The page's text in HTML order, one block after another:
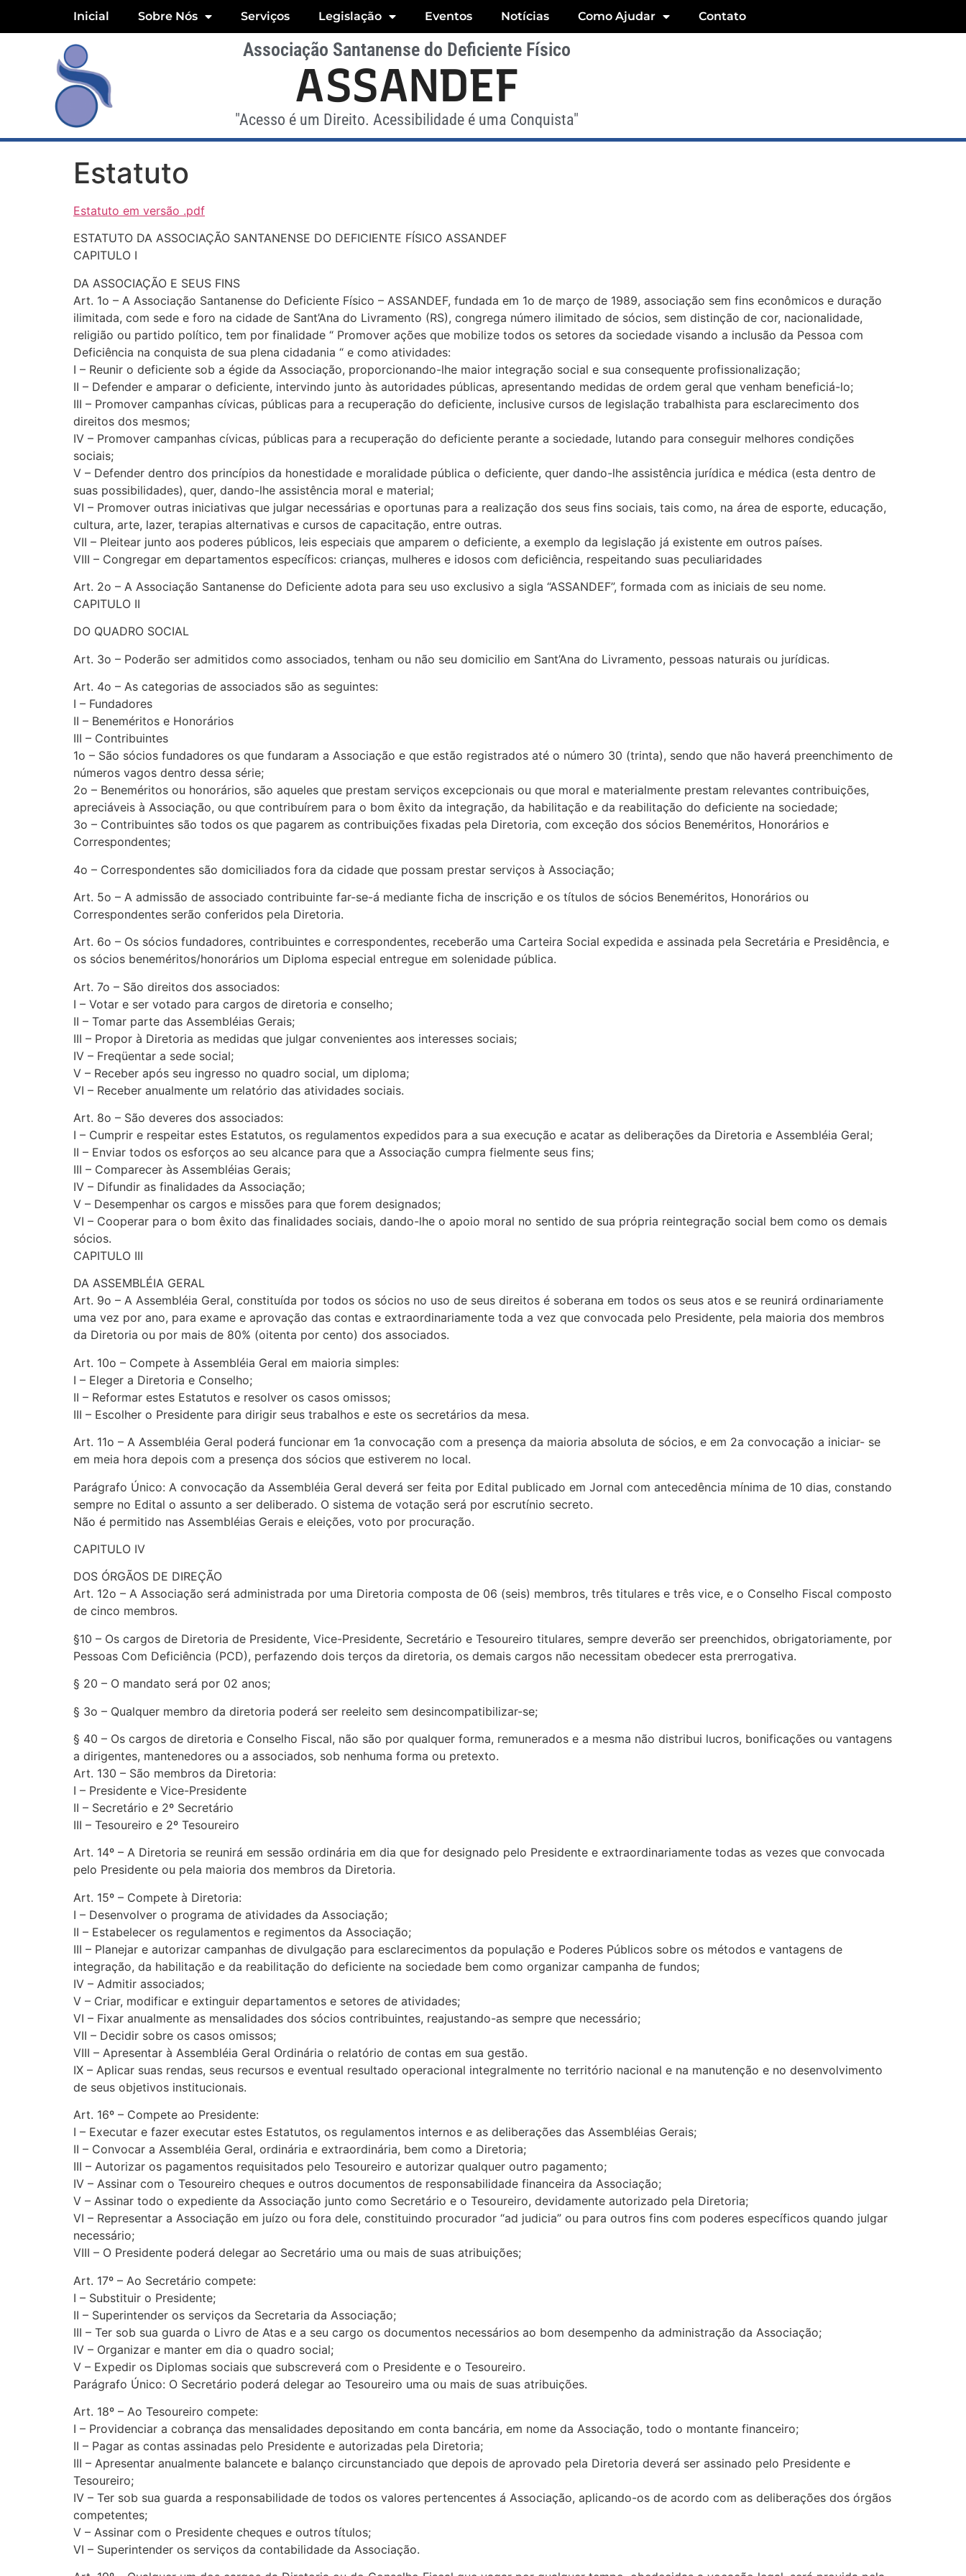
Inicial Sobre Nós Serviços Legislação Eventos Notícias Como Ajudar Contato
Associação Santanense do Deficiente Físico
ASSANDEF
"Acesso é um Direito. Acessibilidade é uma Conquista"
Estatuto
Estatuto em versão .pdf
ESTATUTO DA ASSOCIAÇÃO SANTANENSE DO DEFICIENTE FÍSICO ASSANDEF
CAPITULO I
DA ASSOCIAÇÃO E SEUS FINS
Art. 1o – A Associação Santanense do Deficiente Físico – ASSANDEF, fundada em 1o de março de 1989, associação sem fins econômicos e duração
ilimitada, com sede e foro na cidade de Sant’Ana do Livramento (RS), congrega número ilimitado de sócios, sem distinção de cor, nacionalidade,
religião ou partido político, tem por finalidade “ Promover ações que mobilize todos os setores da sociedade visando a inclusão da Pessoa com
Deficiência na conquista de sua plena cidadania “ e como atividades:
I – Reunir o deficiente sob a égide da Associação, proporcionando-lhe maior integração social e sua consequente profissionalização;
II – Defender e amparar o deficiente, intervindo junto às autoridades públicas, apresentando medidas de ordem geral que venham beneficiá-lo;
III – Promover campanhas cívicas, públicas para a recuperação do deficiente, inclusive cursos de legislação trabalhista para esclarecimento dos
direitos dos mesmos;
IV – Promover campanhas cívicas, públicas para a recuperação do deficiente perante a sociedade, lutando para conseguir melhores condições
sociais;
V – Defender dentro dos princípios da honestidade e moralidade pública o deficiente, quer dando-lhe assistência jurídica e médica (esta dentro de
suas possibilidades), quer, dando-lhe assistência moral e material;
VI – Promover outras iniciativas que julgar necessárias e oportunas para a realização dos seus fins sociais, tais como, na área de esporte, educação,
cultura, arte, lazer, terapias alternativas e cursos de capacitação, entre outras.
VII – Pleitear junto aos poderes públicos, leis especiais que amparem o deficiente, a exemplo da legislação já existente em outros países.
VIII – Congregar em departamentos específicos: crianças, mulheres e idosos com deficiência, respeitando suas peculiaridades
Art. 2o – A Associação Santanense do Deficiente adota para seu uso exclusivo a sigla “ASSANDEF”, formada com as iniciais de seu nome.
CAPITULO II
DO QUADRO SOCIAL
Art. 3o – Poderão ser admitidos como associados, tenham ou não seu domicilio em Sant’Ana do Livramento, pessoas naturais ou jurídicas.
Art. 4o – As categorias de associados são as seguintes:
I – Fundadores
II – Beneméritos e Honorários
III – Contribuintes
1o – São sócios fundadores os que fundaram a Associação e que estão registrados até o número 30 (trinta), sendo que não haverá preenchimento de
números vagos dentro dessa série;
2o – Beneméritos ou honorários, são aqueles que prestam serviços excepcionais ou que moral e materialmente prestam relevantes contribuições,
apreciáveis à Associação, ou que contribuírem para o bom êxito da integração, da habilitação e da reabilitação do deficiente na sociedade;
3o – Contribuintes são todos os que pagarem as contribuições fixadas pela Diretoria, com exceção dos sócios Beneméritos, Honorários e
Correspondentes;
4o – Correspondentes são domiciliados fora da cidade que possam prestar serviços à Associação;
Art. 5o – A admissão de associado contribuinte far-se-á mediante ficha de inscrição e os títulos de sócios Beneméritos, Honorários ou
Correspondentes serão conferidos pela Diretoria.
Art. 6o – Os sócios fundadores, contribuintes e correspondentes, receberão uma Carteira Social expedida e assinada pela Secretária e Presidência, e
os sócios beneméritos/honorários um Diploma especial entregue em solenidade pública.
Art. 7o – São direitos dos associados:
I – Votar e ser votado para cargos de diretoria e conselho;
II – Tomar parte das Assembléias Gerais;
III – Propor à Diretoria as medidas que julgar convenientes aos interesses sociais;
IV – Freqüentar a sede social;
V – Receber após seu ingresso no quadro social, um diploma;
VI – Receber anualmente um relatório das atividades sociais.
Art. 8o – São deveres dos associados:
I – Cumprir e respeitar estes Estatutos, os regulamentos expedidos para a sua execução e acatar as deliberações da Diretoria e Assembléia Geral;
II – Enviar todos os esforços ao seu alcance para que a Associação cumpra fielmente seus fins;
III – Comparecer às Assembléias Gerais;
IV – Difundir as finalidades da Associação;
V – Desempenhar os cargos e missões para que forem designados;
VI – Cooperar para o bom êxito das finalidades sociais, dando-lhe o apoio moral no sentido de sua própria reintegração social bem como os demais
sócios.
CAPITULO III
DA ASSEMBLÉIA GERAL
Art. 9o – A Assembléia Geral, constituída por todos os sócios no uso de seus direitos é soberana em todos os seus atos e se reunirá ordinariamente
uma vez por ano, para exame e aprovação das contas e extraordinariamente toda a vez que convocada pelo Presidente, pela maioria dos membros
da Diretoria ou por mais de 80% (oitenta por cento) dos associados.
Art. 10o – Compete à Assembléia Geral em maioria simples:
I – Eleger a Diretoria e Conselho;
II – Reformar estes Estatutos e resolver os casos omissos;
III – Escolher o Presidente para dirigir seus trabalhos e este os secretários da mesa.
Art. 11o – A Assembléia Geral poderá funcionar em 1a convocação com a presença da maioria absoluta de sócios, e em 2a convocação a iniciar- se
em meia hora depois com a presença dos sócios que estiverem no local.
Parágrafo Único: A convocação da Assembléia Geral deverá ser feita por Edital publicado em Jornal com antecedência mínima de 10 dias, constando
sempre no Edital o assunto a ser deliberado. O sistema de votação será por escrutínio secreto.
Não é permitido nas Assembléias Gerais e eleições, voto por procuração.
CAPITULO IV
DOS ÓRGÃOS DE DIREÇÃO
Art. 12o – A Associação será administrada por uma Diretoria composta de 06 (seis) membros, três titulares e três vice, e o Conselho Fiscal composto
de cinco membros.
§10 – Os cargos de Diretoria de Presidente, Vice-Presidente, Secretário e Tesoureiro titulares, sempre deverão ser preenchidos, obrigatoriamente, por
Pessoas Com Deficiência (PCD), perfazendo dois terços da diretoria, os demais cargos não necessitam obedecer esta prerrogativa.
§ 20 – O mandato será por 02 anos;
§ 3o – Qualquer membro da diretoria poderá ser reeleito sem desincompatibilizar-se;
§ 40 – Os cargos de diretoria e Conselho Fiscal, não são por qualquer forma, remunerados e a mesma não distribui lucros, bonificações ou vantagens
a dirigentes, mantenedores ou a associados, sob nenhuma forma ou pretexto.
Art. 130 – São membros da Diretoria:
I – Presidente e Vice-Presidente
II – Secretário e 2º Secretário
III – Tesoureiro e 2º Tesoureiro
Art. 14º – A Diretoria se reunirá em sessão ordinária em dia que for designado pelo Presidente e extraordinariamente todas as vezes que convocada
pelo Presidente ou pela maioria dos membros da Diretoria.
Art. 15º – Compete à Diretoria:
I – Desenvolver o programa de atividades da Associação;
II – Estabelecer os regulamentos e regimentos da Associação;
III – Planejar e autorizar campanhas de divulgação para esclarecimentos da população e Poderes Públicos sobre os métodos e vantagens de
integração, da habilitação e da reabilitação do deficiente na sociedade bem como organizar campanha de fundos;
IV – Admitir associados;
V – Criar, modificar e extinguir departamentos e setores de atividades;
VI – Fixar anualmente as mensalidades dos sócios contribuintes, reajustando-as sempre que necessário;
VII – Decidir sobre os casos omissos;
VIII – Apresentar à Assembléia Geral Ordinária o relatório de contas em sua gestão.
IX – Aplicar suas rendas, seus recursos e eventual resultado operacional integralmente no território nacional e na manutenção e no desenvolvimento
de seus objetivos institucionais.
Art. 16º – Compete ao Presidente:
I – Executar e fazer executar estes Estatutos, os regulamentos internos e as deliberações das Assembléias Gerais;
II – Convocar a Assembléia Geral, ordinária e extraordinária, bem como a Diretoria;
III – Autorizar os pagamentos requisitados pelo Tesoureiro e autorizar qualquer outro pagamento;
IV – Assinar com o Tesoureiro cheques e outros documentos de responsabilidade financeira da Associação;
V – Assinar todo o expediente da Associação junto como Secretário e o Tesoureiro, devidamente autorizado pela Diretoria;
VI – Representar a Associação em juízo ou fora dele, constituindo procurador “ad judicia” ou para outros fins com poderes específicos quando julgar
necessário;
VIII – O Presidente poderá delegar ao Secretário uma ou mais de suas atribuições;
Art. 17º – Ao Secretário compete:
I – Substituir o Presidente;
II – Superintender os serviços da Secretaria da Associação;
III – Ter sob sua guarda o Livro de Atas e a seu cargo os documentos necessários ao bom desempenho da administração da Associação;
IV – Organizar e manter em dia o quadro social;
V – Expedir os Diplomas sociais que subscreverá com o Presidente e o Tesoureiro.
Parágrafo Único: O Secretário poderá delegar ao Tesoureiro uma ou mais de suas atribuições.
Art. 18º – Ao Tesoureiro compete:
I – Providenciar a cobrança das mensalidades depositando em conta bancária, em nome da Associação, todo o montante financeiro;
II – Pagar as contas assinadas pelo Presidente e autorizadas pela Diretoria;
III – Apresentar anualmente balancete e balanço circunstanciado que depois de aprovado pela Diretoria deverá ser assinado pelo Presidente e
Tesoureiro;
IV – Ter sob sua guarda a responsabilidade de todos os valores pertencentes á Associação, aplicando-os de acordo com as deliberações dos órgãos
competentes;
V – Assinar com o Presidente cheques e outros títulos;
VI – Superintender os serviços da contabilidade da Associação.